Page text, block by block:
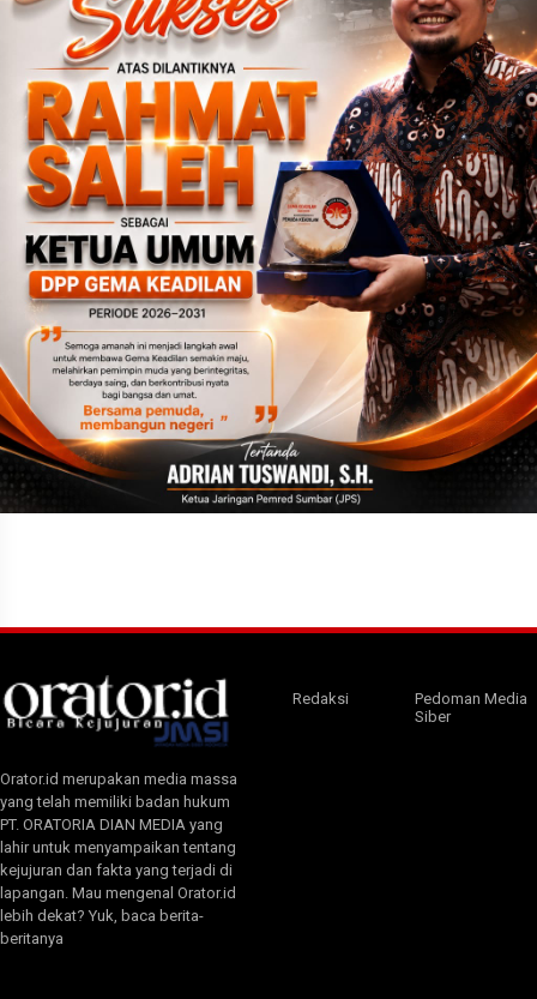
Orator.id merupakan media massa
yang telah memiliki badan hukum
PT. ORATORIA DIAN MEDIA yang
lahir untuk menyampaikan tentang
kejujuran dan fakta yang terjadi di
lapangan. Mau mengenal Orator.id
lebih dekat? Yuk, baca berita-
beritanya
Redaksi
Pedoman Media
Siber